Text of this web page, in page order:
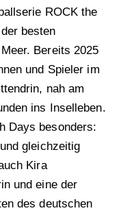
ROCK the
besten
Bereits 2025
und Spieler im
nah am
ins Inselleben.
Days besonders:
gleichzeitig
Kira
und eine der
des deutschen